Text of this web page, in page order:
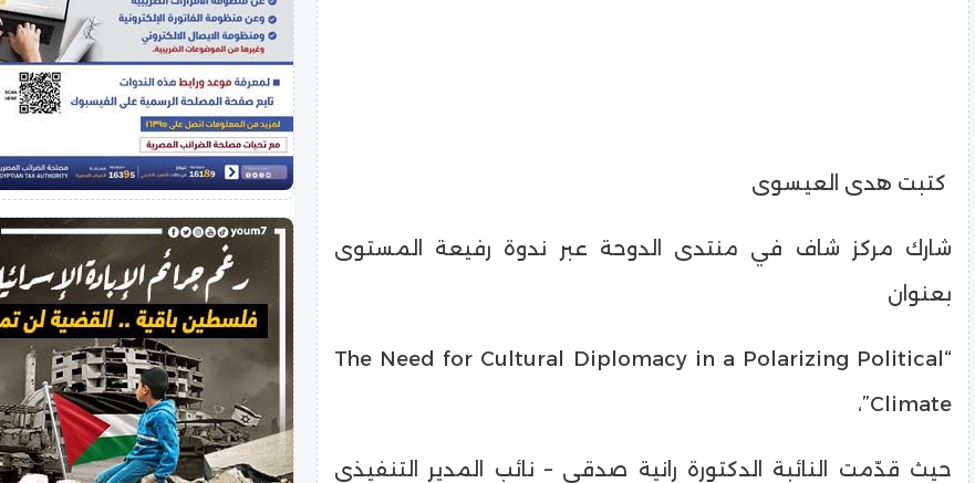
كتبت هدى العيسوى
شارك مركز شاف في منتدى الدوحة عبر ندوة رفيعة المستوى
بعنوان
“The Need for Cultural Diplomacy in a Polarizing Political
Climate”،
حيث قدّمت النائبة الدكتورة رانية صدقي – نائب المدير التنفيذي